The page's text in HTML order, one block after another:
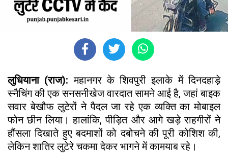
लुधियाना (राज): महानगर के शिवपुरी इलाके में दिनदहाड़े
स्नैचिंग की एक सनसनीखेज वारदात सामने आई है, जहां बाइक
सवार बेखौफ लुटेरों ने पैदल जा रहे एक व्यक्ति का मोबाइल
फोन छीन लिया। हालांकि, पीड़ित और आगे खड़े राहगीरों ने
हौंसला दिखाते हुए बदमाशों को दबोचने की पूरी कोशिश की,
लेकिन शातिर लुटेरे चकमा देकर भागने में कामयाब रहे।